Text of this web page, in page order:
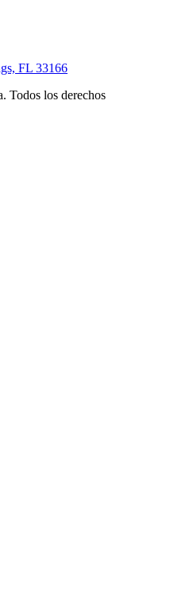
FL 33166
Todos los derechos